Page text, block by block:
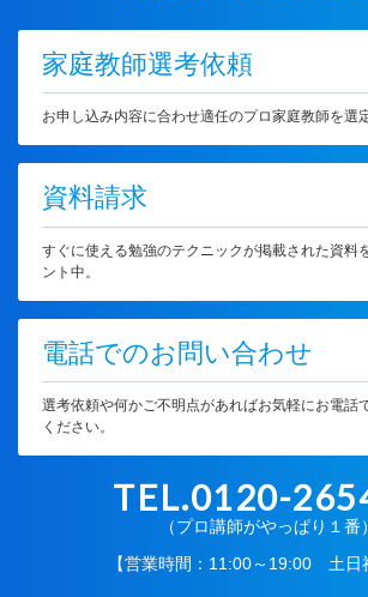
家庭教師選考依頼
お申し込み内容に合わせ適任のプロ家庭教師を選
資料請求
すぐに使える勉強のテクニックが掲載された資料
ント中。
電話でのお問い合わせ
選考依頼や何かご不明点があればお気軽にお電話
ください。
TEL.0120-
（プロ講師がやっぱり１番）
【営業時間：11:00～19:00 土日